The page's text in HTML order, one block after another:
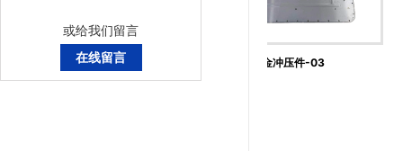
或给我们留言
在线留言
钣金 冲压件-06 钣金冲压件-03